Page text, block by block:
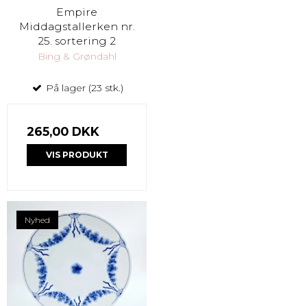
Empire
Middagstallerken nr.
25. sortering 2
Bing & Grøndahl
På lager (23 stk.)
265,00 DKK
VIS PRODUKT
Nyhed